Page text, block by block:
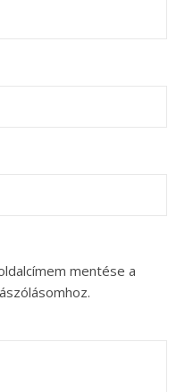
mentése a